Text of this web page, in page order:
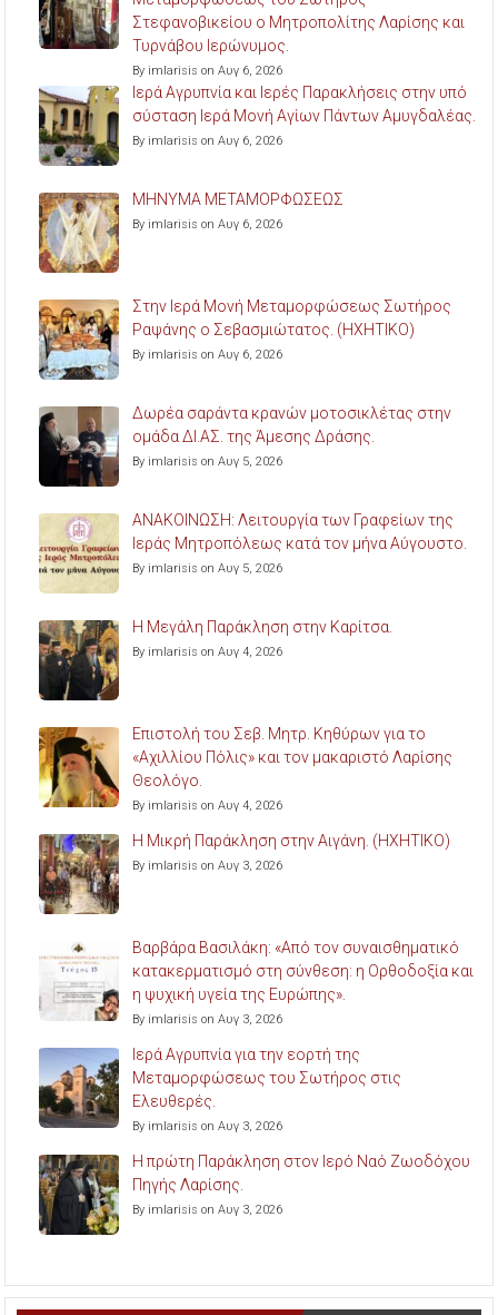
Στεφανοβικείου ο Μητροπολίτης Λαρίσης και
Τυρνάβου Ιερώνυμος.
By imlarisis on Αυγ 6, 2026
Ιερά Αγρυπνία και Ιερές Παρακλήσεις στην υπό
σύσταση Ιερά Μονή Αγίων Πάντων Αμυγδαλέας.
By imlarisis on Αυγ 6, 2026
ΜΗΝΥΜΑ ΜΕΤΑΜΟΡΦΩΣΕΩΣ
By imlarisis on Αυγ 6, 2026
Στην Ιερά Μονή Μεταμορφώσεως Σωτήρος
Ραψάνης ο Σεβασμιώτατος. (ΗΧΗΤΙΚΟ)
By imlarisis on Αυγ 6, 2026
Δωρέα σαράντα κρανών μοτοσικλέτας στην
ομάδα ΔΙ.ΑΣ. της Άμεσης Δράσης.
By imlarisis on Αυγ 5, 2026
ΑΝΑΚΟΙΝΩΣΗ: Λειτουργία των Γραφείων της
Ιεράς Μητροπόλεως κατά τον μήνα Αύγουστο.
By imlarisis on Αυγ 5, 2026
Η Μεγάλη Παράκληση στην Καρίτσα.
By imlarisis on Αυγ 4, 2026
Επιστολή του Σεβ. Μητρ. Κηθύρων για το
«Αχιλλίου Πόλις» και τον μακαριστό Λαρίσης
Θεολόγο.
By imlarisis on Αυγ 4, 2026
Η Μικρή Παράκληση στην Αιγάνη. (ΗΧΗΤΙΚΟ)
By imlarisis on Αυγ 3, 2026
Βαρβάρα Βασιλάκη: «Από τον συναισθηματικό
κατακερματισμό στη σύνθεση: η Ορθοδοξία και
η ψυχική υγεία της Ευρώπης».
By imlarisis on Αυγ 3, 2026
Ιερά Αγρυπνία για την εορτή της
Μεταμορφώσεως του Σωτήρος στις
Ελευθερές.
By imlarisis on Αυγ 3, 2026
Η πρώτη Παράκληση στον Ιερό Ναό Ζωοδόχου
Πηγής Λαρίσης.
By imlarisis on Αυγ 3, 2026